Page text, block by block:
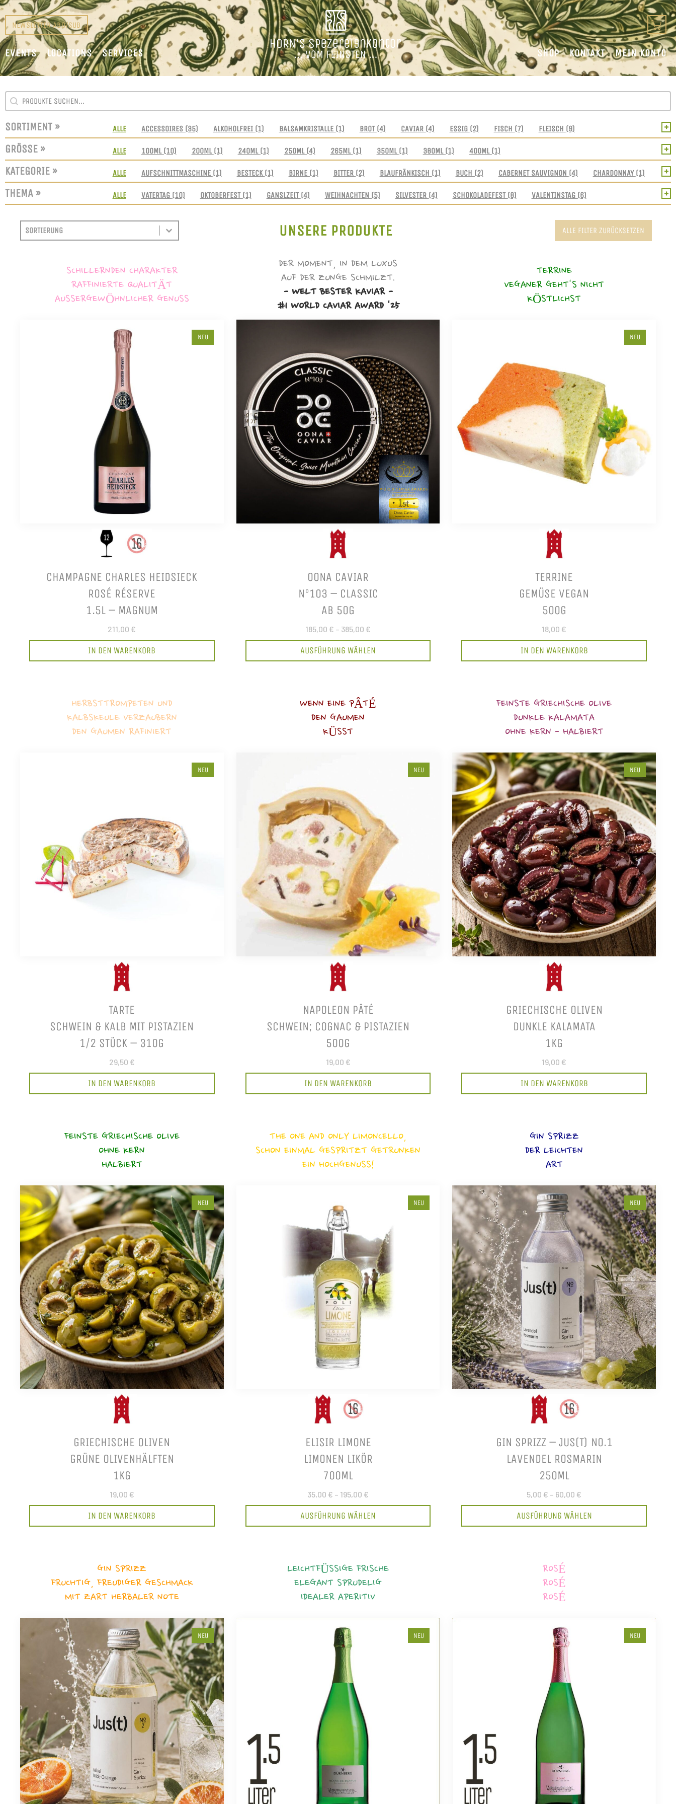
NEWSLETTER ABO/SUB
EVENTS LOCATIONS SERVICES SHOP KONTAKT MEIN KONTO
SUCHFELD
SEARCH CONTENT
SORTIMENT » SORTIMENT
ALLE ACCESSOIRES (35) ALKOHOLFREI (1) BALSAMKRISTALLE (1) BROT (4) CAVIAR (4) ESSIG (2) FISCH (7) FLEISCH (9)
+
GRÖSSE »
GRÖSSEN
ALLE 100ML (10) 200ML (1) 240ML (1) 250ML (4) 265ML (1) 350ML (1) 380ML (1) 400ML (1)
+
KATEGORIE »
KATEGORIE
ALLE AUFSCHNITTMASCHINE (1) BESTECK (1) BIRNE (1) BITTER (2) BLAUFRÄNKISCH (1) BUCH (2) CABERNET SAUVIGNON (4) CHARDONNAY (1)
+
THEMA »
THEMEN
ALLE VATERTAG (10) OKTOBERFEST (1) GANSLZEIT (4) WEIHNACHTEN (5) SILVESTER (4) SCHOKOLADEFEST (8) VALENTINSTAG (6) +
SORTIEREN
SORT CONTENT
SORT CONTENT UNSERE PRODUKTE ALLE FILTER ZURÜCKSETZEN
SCHILLERNDEN CHARAKTER
RAFFINIERTE QUALITÄT
AUSSERGEWÖHNLICHER GENUSS
NEU
CHAMPAGNE CHARLES HEIDSIECK
ROSÉ RÉSERVE
1.5L – MAGNUM
211,00 €
IN DEN WARENKORB
DER MOMENT, IN DEM LUXUS
AUF DER ZUNGE SCHMILZT.
- WELT BESTER KAVIAR -
#1 WORLD CAVIAR AWARD '25
OONA CAVIAR
N°103 – CLASSIC
AB 50G
185,00 € – 385,00 €
AUSFÜHRUNG WÄHLEN
TERRINE
VEGANER GEHT'S NICHT
KÖSTLICHST
NEU
TERRINE
GEMÜSE VEGAN
500G
18,00 €
IN DEN WARENKORB
HERBSTTROMPETEN UND
KALBSKEULE VERZAUBERN
DEN GAUMEN RAFINIERT
NEU
TARTE
SCHWEIN & KALB MIT PISTAZIEN
1/2 STÜCK – 310G
29,50 €
IN DEN WARENKORB
WENN EINE PÂTÉ
DEN GAUMEN
KÜSST
NEU
NAPOLEON PÂTÉ
SCHWEIN; COGNAC & PISTAZIEN
500G
19,00 €
IN DEN WARENKORB
FEINSTE GRIECHISCHE OLIVE
DUNKLE KALAMATA
OHNE KERN - HALBIERT
NEU
GRIECHISCHE OLIVEN
DUNKLE KALAMATA
1KG
19,00 €
IN DEN WARENKORB
FEINSTE GRIECHISCHE OLIVE
OHNE KERN
HALBIERT
NEU
GRIECHISCHE OLIVEN
GRÜNE OLIVENHÄLFTEN
1KG
19,00 €
IN DEN WARENKORB
THE ONE AND ONLY LIMONCELLO,
SCHON EINMAL GESPRITZT GETRUNKEN
EIN HOCHGENUSS!
NEU
ELISIR LIMONE
LIMONEN LIKÖR
700ML
35,00 € – 195,00 €
AUSFÜHRUNG WÄHLEN
GIN SPRIZZ
DER LEICHTEN
ART
NEU
GIN SPRIZZ – JUS(T) NO.1
LAVENDEL ROSMARIN
250ML
5,00 € – 60,00 €
AUSFÜHRUNG WÄHLEN
GIN SPRIZZ
FRUCHTIG, FREUDIGER GESCHMACK
MIT ZART HERBALER NOTE
NEU
LEICHTFÜSSIGE FRISCHE
ELEGANT SPRUDELIG
IDEALER APERITIV
NEU
ROSÉ
ROSÉ
ROSÉ
NEU